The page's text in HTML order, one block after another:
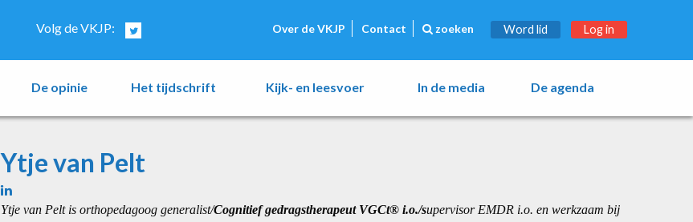
Over de VKJP Contact zoeken Word lid Log in
Volg de VKJP:
De opinie Het tijdschrift Kijk- en leesvoer In de media De agenda
Ytje van Pelt
Ytje van Pelt is orthopedagoog generalist/Cognitief gedragstherapeut VGCt® i.o./supervisor EMDR i.o. en werkzaam bij